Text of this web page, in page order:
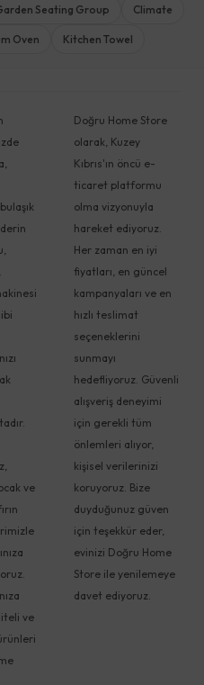
Seating Group Climate
Oven Kitchen Towel
ve
ve
Doğru Home Store
olarak, Kuzey
Kıbrıs'ın öncü e-
ticaret platformu
olma vizyonuyla
hareket ediyoruz.
Her zaman en iyi
fiyatları, en güncel
kampanyaları ve en
hızlı teslimat
seçeneklerini
sunmayı
hedefliyoruz. Güvenli
alışveriş deneyimi
için gerekli tüm
önlemleri alıyor,
kişisel verilerinizi
koruyoruz. Bize
duyduğunuz güven
için teşekkür eder,
evinizi Doğru Home
Store ile yenilemeye
davet ediyoruz.